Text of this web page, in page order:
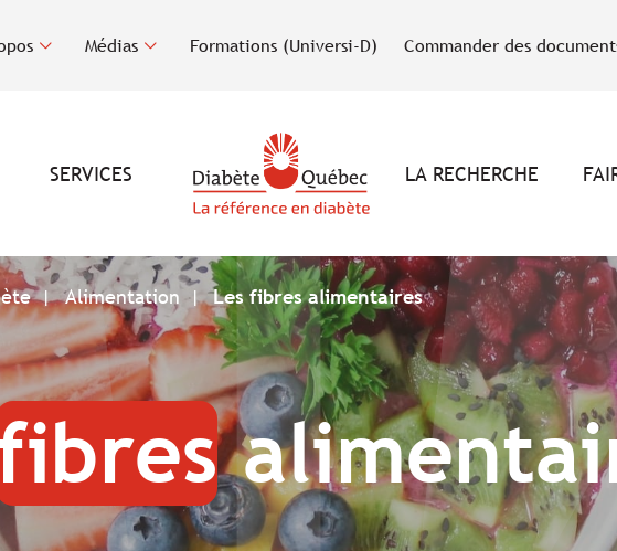
Médias Formations (Universi-D) Commander des
SERVICES LA RECHERCHE
Alimentation Les fibres alimentaires